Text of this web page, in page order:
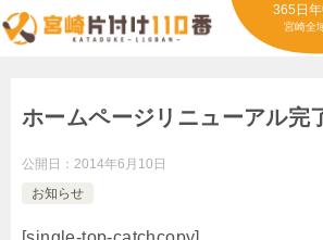
365日
宮崎全
ホームページリニューアル完
公開日： 2014年6月10日
お知らせ